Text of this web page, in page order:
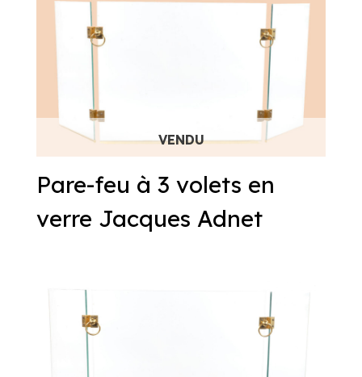
Pare-feu à 3 volets en
verre Jacques Adnet